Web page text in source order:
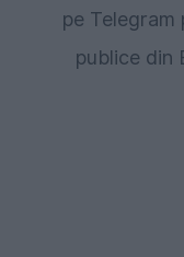
pe
publice din